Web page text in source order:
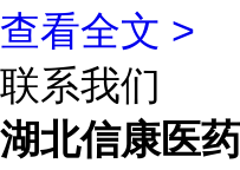
查看全文 >
联系我们
湖北信康医